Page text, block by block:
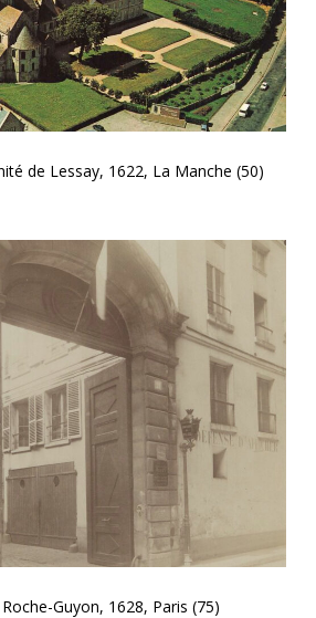
de Lessay, 1622, La Manche (50)
Guyon, 1628, Paris (75)